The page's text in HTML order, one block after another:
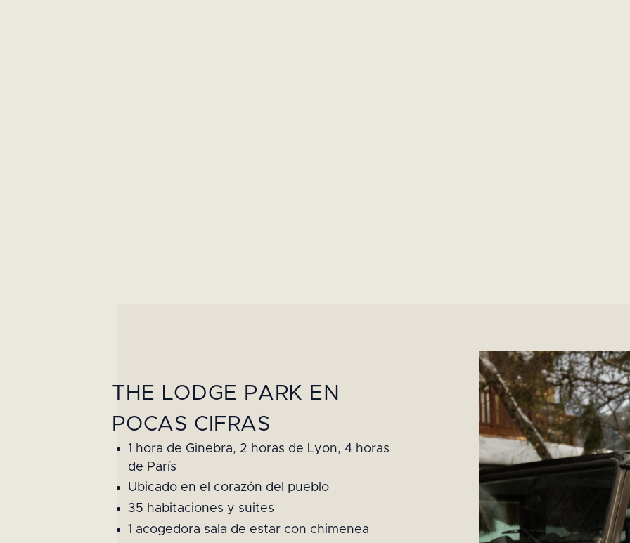
THE LODGE PARK EN
POCAS CIFRAS
1 hora de Ginebra, 2 horas de Lyon, 4 horas
de París
Ubicado en el corazón del pueblo
35 habitaciones y suites
1 acogedora sala de estar con chimenea